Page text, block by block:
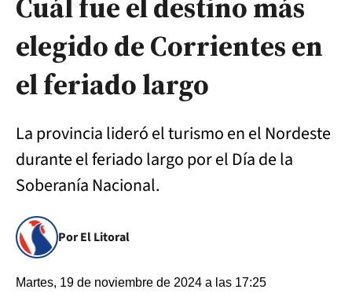
elegido de Corrientes en
el feriado largo
La provincia lideró el turismo en el Nordeste
durante el feriado largo por el Día de la
Soberanía Nacional.
Por El Litoral
Martes, 19 de noviembre de 2024 a las 17:25